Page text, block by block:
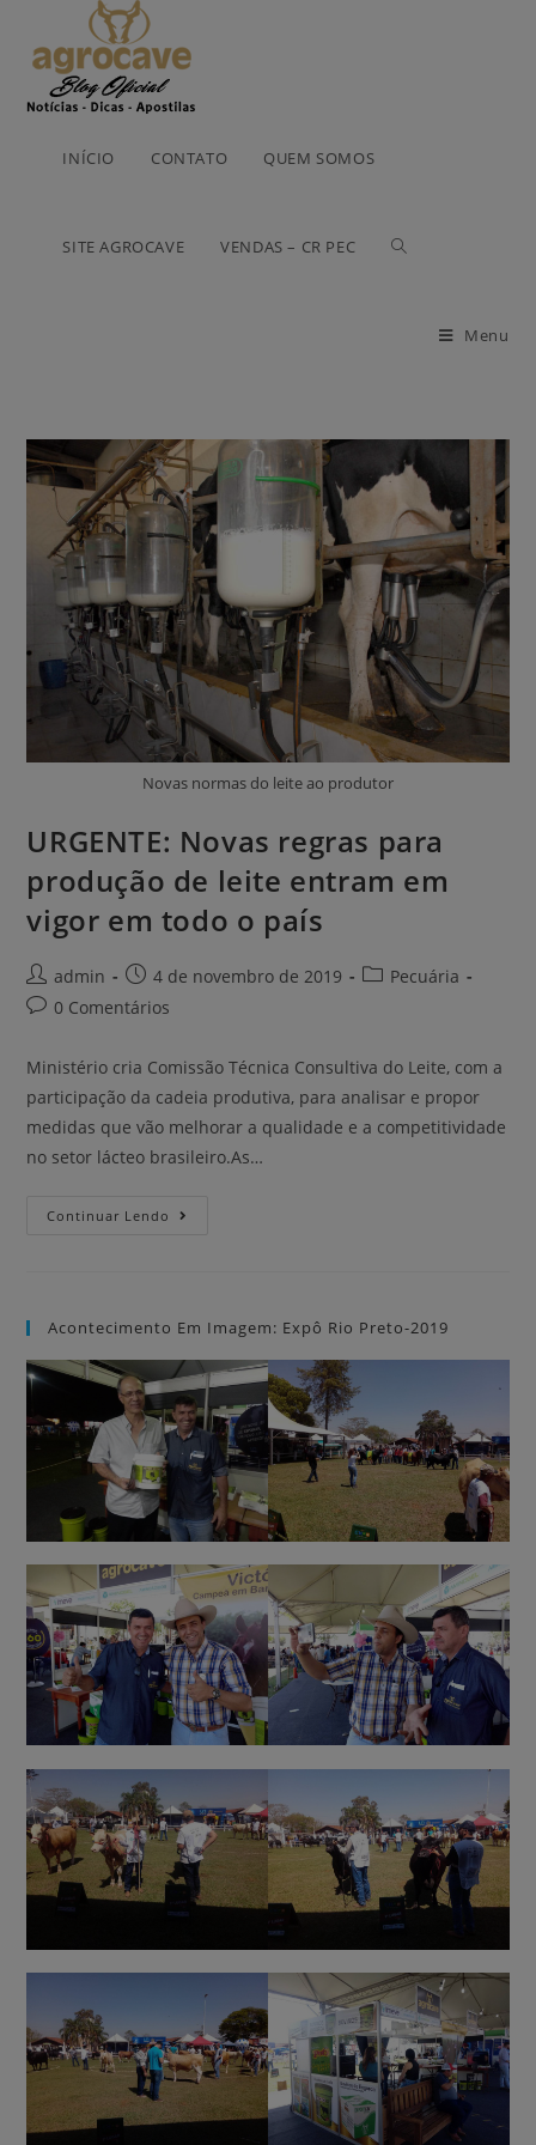
INÍCIO CONTATO QUEM SOMOS
SITE AGROCAVE VENDAS – CR PEC
Menu
Novas normas do leite ao produtor
URGENTE: Novas regras para
produção de leite entram em
vigor em todo o país
admin 4 de novembro de 2019
Pecuária
0 Comentários
Ministério cria Comissão Técnica Consultiva do Leite, com a
participação da cadeia produtiva, para analisar e propor
medidas que vão melhorar a qualidade e a competitividade
no setor lácteo brasileiro.As…
Continuar Lendo
Acontecimento Em Imagem: Expô Rio Preto-2019